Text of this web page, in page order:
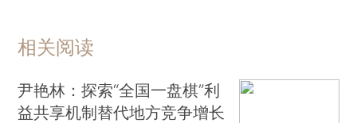
相关阅读
尹艳林：探索“全国一盘棋”利
益共享机制替代地方竞争增长